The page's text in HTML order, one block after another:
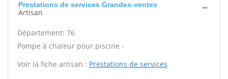
Prestations de services Grandes-ventes
Artisan
Département: 76
Pompe à chaleur pour piscine -
Voir la fiche artisan : Prestations de services